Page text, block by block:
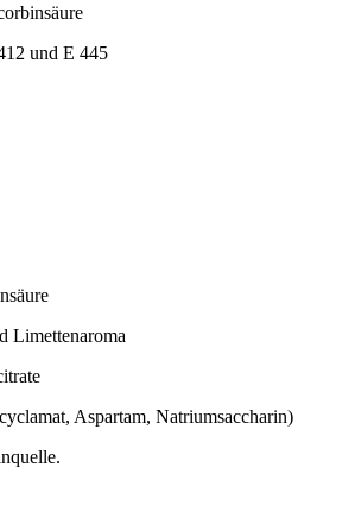
und E 445
Limettenaroma
Aspartam, Natriumsaccharin)